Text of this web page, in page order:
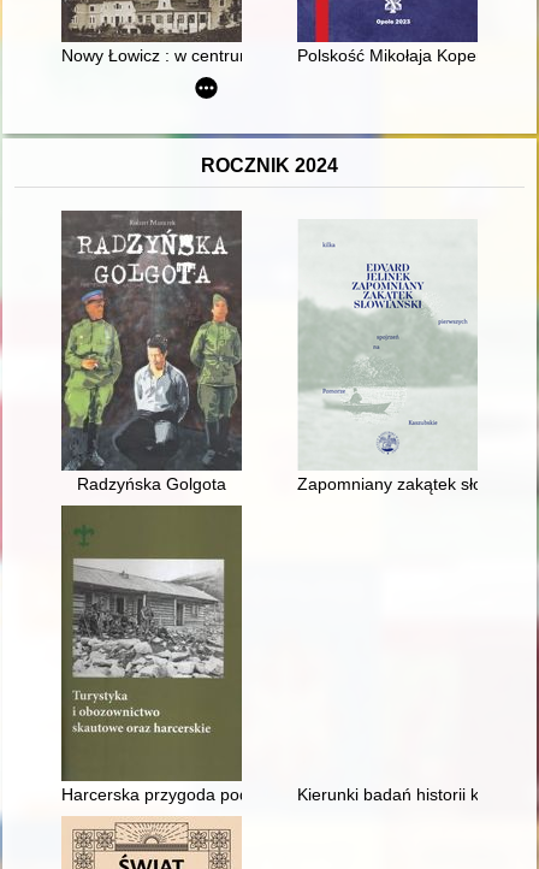
Nowy Łowicz : w centrum poligonu drawskiego od
Polskość Mikołaja Kopernika z
ROCZNIK 2024
Radzyńska Golgota Zapomniany zakątek
Harcerska przygoda pod Durbaszką 1968-2001
Kierunki badań historii kobiet